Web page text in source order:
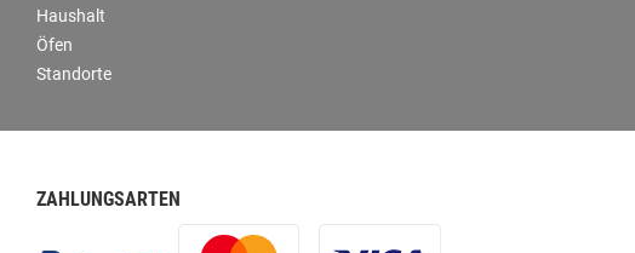
Haushalt
Öfen
Standorte
ZAHLUNGSARTEN